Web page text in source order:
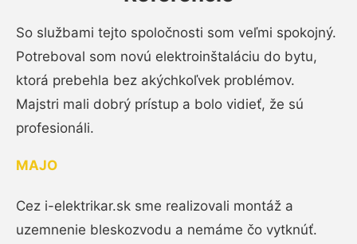
So službami tejto spoločnosti som veľmi spokojný.
Potreboval som novú elektroinštaláciu do bytu,
ktorá prebehla bez akýchkoľvek problémov.
Majstri mali dobrý prístup a bolo vidieť, že sú
profesionáli.
MAJO
Cez i-elektrikar.sk sme realizovali montáž a
uzemnenie bleskozvodu a nemáme čo vytknúť.